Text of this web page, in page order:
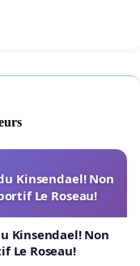
Kinsendael! Non
Le Roseau!
Kinsendael! Non
Le Roseau!